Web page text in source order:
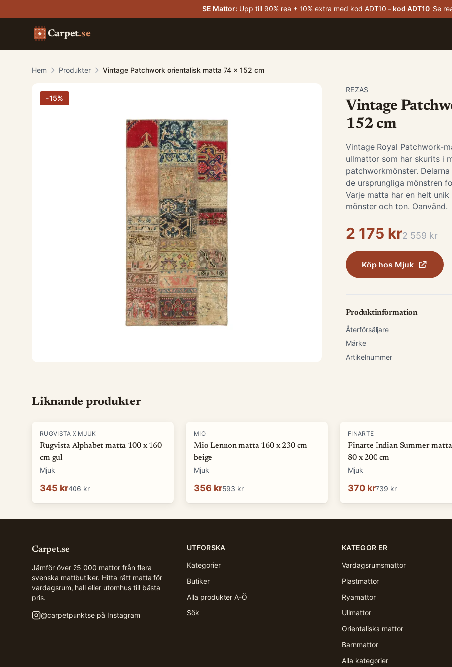
SE Mattor: Upp till 90% rea + 10% extra med kod ADT10 – kod ADT10 Se
Carpet.se
Hem Produkter Vintage Patchwork orientalisk matta 74 x 152 cm
-15%
REZAS
Vintage
152 cm
Vintage Royal Patchwork-
ullmattor som har skurits i
patchworkmönster.
de ursprungliga mönstren
Varje matta har en helt
mönster och ton. Oanvänd.
2 175 kr2 559 kr
Köp hos Mjuk
Produktinformation
Återförsäljare
Märke
Artikelnummer
Liknande produkter
-15%
RUGVISTA X MJUK
Rugvista Alphabet matta 100 x 160
cm gul
Mjuk
345 kr406 kr
-40%
MIO
Mio Lennon matta 160 x 230 cm
beige
Mjuk
356 kr593 kr
-50 %
FINARTE
Finarte Indian Summer
80 x 200 cm
Mjuk
370 kr739 kr
Carpet.se
Jämför över 25 000 mattor från flera
svenska mattbutiker. Hitta rätt matta för
vardagsrum, hall eller utomhus till bästa
pris.
@carpetpunktse på Instagram
UTFORSKA
Kategorier
Butiker
Alla produkter A-Ö
Sök
KATEGORIER
Vardagsrumsmattor
Plastmattor
Ryamattor
Ullmattor
Orientaliska mattor
Barnmattor
Alla kategorier